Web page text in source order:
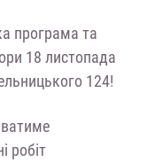
програма та
18 листопада
124!
робіт